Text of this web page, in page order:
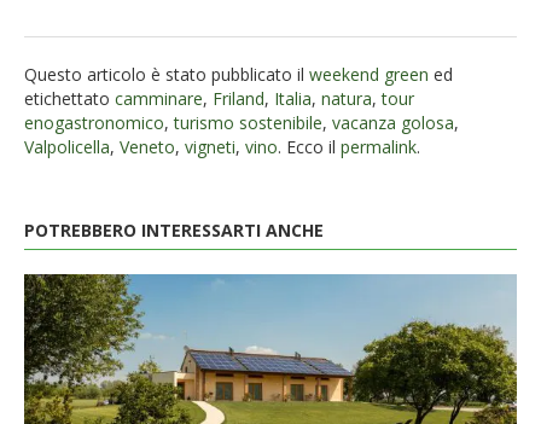
Questo articolo è stato pubblicato il weekend green ed
etichettato camminare, Friland, Italia, natura,tour
enogastronomico,turismo sostenibile, vacanza golosa,
Valpolicella, Veneto, vigneti, vino. Ecco il permalink.
POTREBBERO INTERESSARTI ANCHE